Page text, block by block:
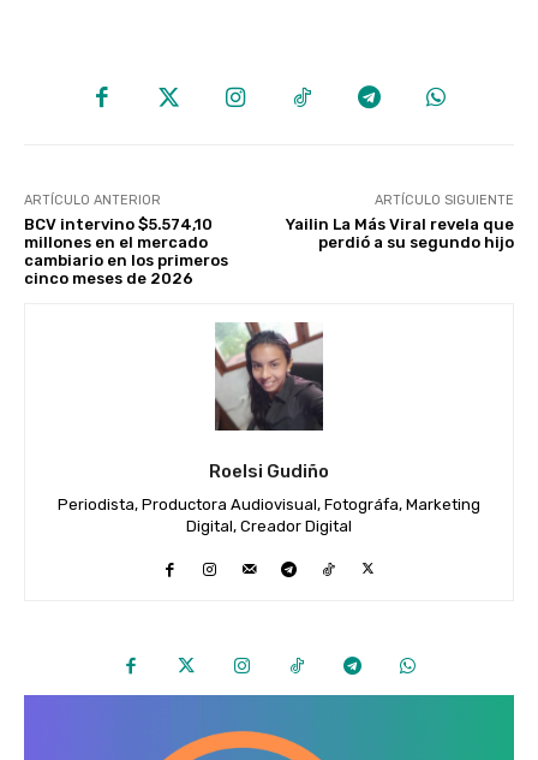
ARTÍCULO ANTERIOR
BCV intervino $5.574,10
millones en el mercado
cambiario en los primeros
cinco meses de 2026
ARTÍCULO SIGUIENTE
Yailin La Más Viral revela que
perdió a su segundo hijo
Roelsi Gudiño
Periodista, Productora Audiovisual, Fotográfa, Marketing
Digital, Creador Digital